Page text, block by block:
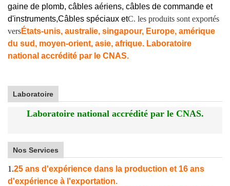
gaine de plomb, câbles aériens, câbles de commande et
d'instruments,Câbles spéciaux etC. les produits sont exportés
versÉtats-unis, australie, singapour, Europe, amérique
du sud, moyen-orient, asie, afrique. Laboratoire
national accrédité par le CNAS.
Laboratoire
Laboratoire national accrédité par le CNAS.
Nos Services
1.25 ans d'expérience dans la production et 16 ans
d'expérience à l'exportation.